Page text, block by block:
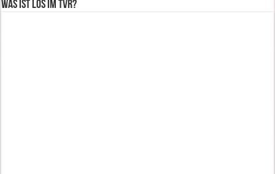
Was ist los im TVR?